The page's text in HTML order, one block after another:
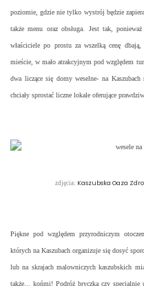
poziomie, gdzie nie tylko wystrój będzie
także menu oraz obsługa. Jest tak,
właściciele po prostu za wszelką cenę
mieście, w mało atrakcyjnym pod względem
dwa liczące się domy weselne- na
chciały sprostać liczne lokale oferujące
zdjęcia: Kaszubska Oaza
Piękne pod względem przyrodniczym
których na Kaszubach organizuje się dosyć
lub na skrajach malowniczych kaszubskich
także... końmi! Podróż bryczką czy